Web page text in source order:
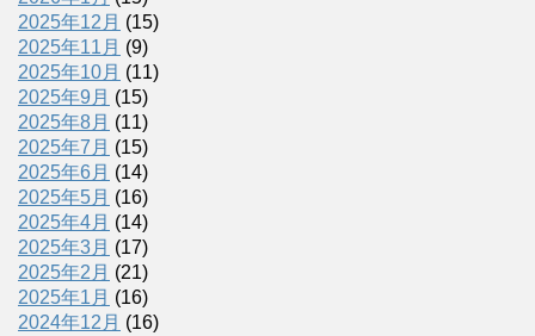
2025年12月 (15)
2025年11月 (9)
2025年10月 (11)
2025年9月 (15)
2025年8月 (11)
2025年7月 (15)
2025年6月 (14)
2025年5月 (16)
2025年4月 (14)
2025年3月 (17)
2025年2月 (21)
2025年1月 (16)
2024年12月 (16)